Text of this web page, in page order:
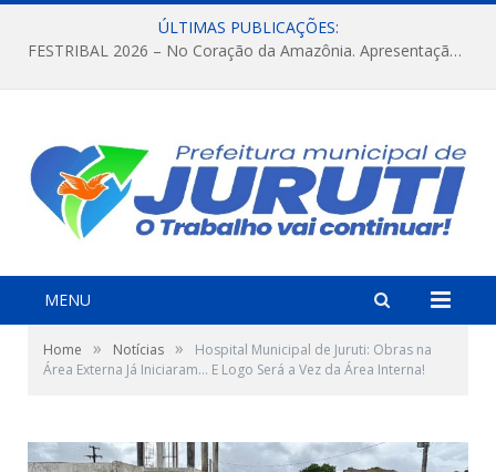
ÚLTIMAS PUBLICAÇÕES:
FESTRIBAL 2026 – No Coração da Amazônia. Apresentação da Munduruku.
MENU
Home » Notícias »
Hospital Municipal de Juruti: Obras na
Área Externa Já Iniciaram… E Logo Será a Vez da Área Interna!